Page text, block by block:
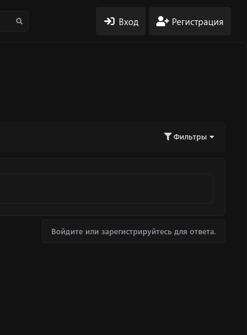
Вход Регистрация
Фильтры
Войдите или зарегистрируйтесь для ответа.